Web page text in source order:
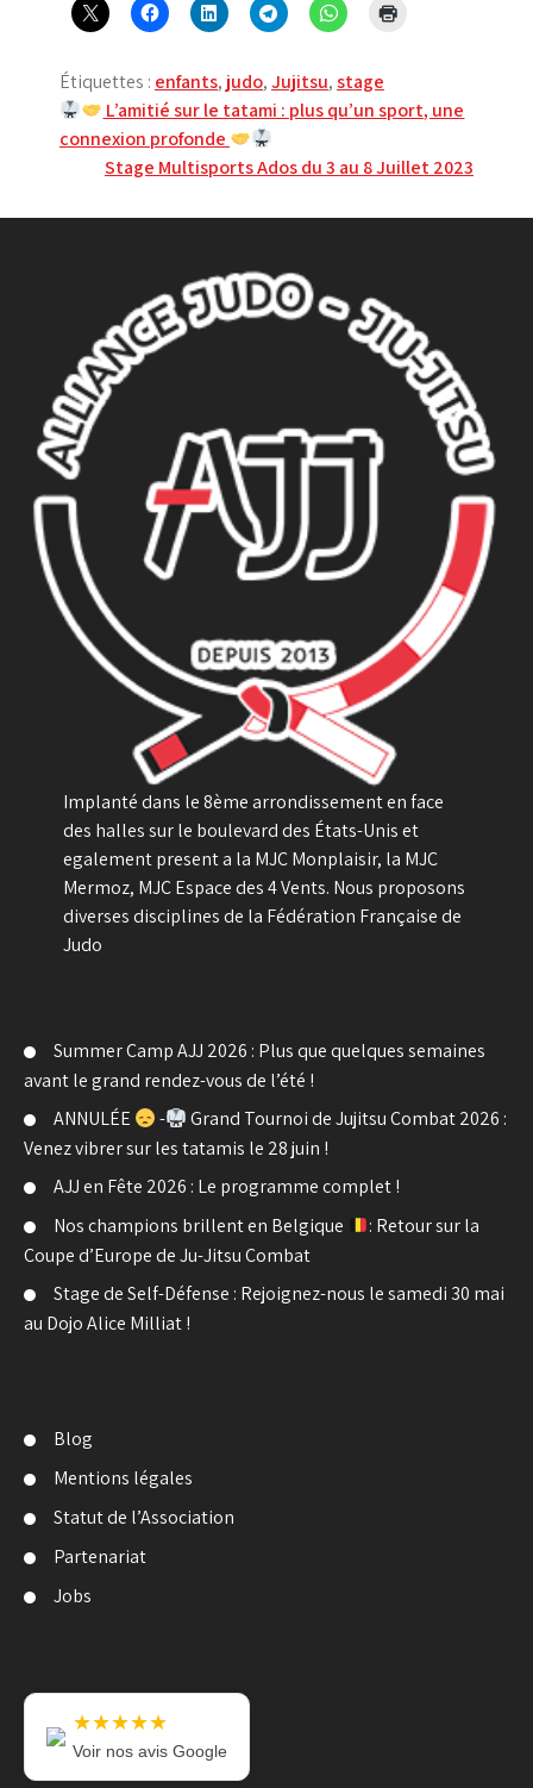
Étiquettes : enfants, judo,Jujitsu,stage
Navigation
de
l’article
L’amitié sur le tatami : plus qu’un sport, une
connexion profonde
Stage Multisports Ados du 3 au 8 Juillet 2023
Implanté dans le 8ème arrondissement en face
des halles sur le boulevard des États-Unis et
egalement present a la MJC Monplaisir, la MJC
Mermoz, MJC Espace des 4 Vents. Nous proposons
diverses disciplines de la Fédération Française de
Judo
Summer Camp AJJ 2026 : Plus que quelques semaines
avant le grand rendez-vous de l’été !
ANNULÉE
-
Grand Tournoi de Jujitsu Combat 2026 :
Venez vibrer sur les tatamis le 28 juin !
AJJ en Fête 2026 : Le programme complet !
Nos champions brillent en Belgique
: Retour sur la
Coupe d’Europe de Ju-Jitsu Combat
Stage de Self-Défense : Rejoignez-nous le samedi 30 mai
au Dojo Alice Milliat !
Blog
Mentions légales
Statut de l’Association
Partenariat
Jobs
★★★★★
Voir nos avis Google